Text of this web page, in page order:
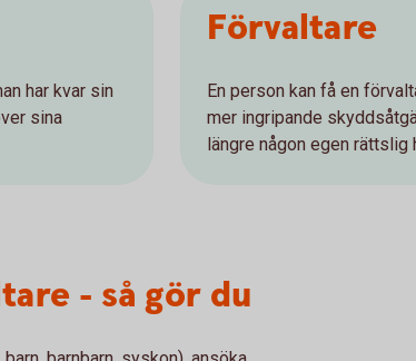
har kvar sin
sina
Förvaltare
En person kan få en
mer ingripande
längre någon egen rättslig
- så gör du